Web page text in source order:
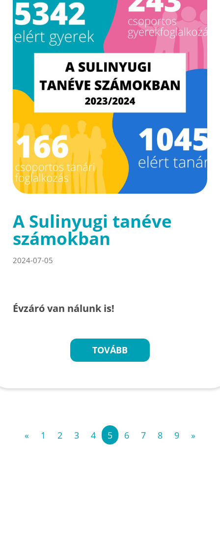
A Sulinyugi tanéve
számokban
2024-07-05
Évzáró van nálunk is!
TOVÁBB
« 1 2 3 4 5 6 7 8 9 »